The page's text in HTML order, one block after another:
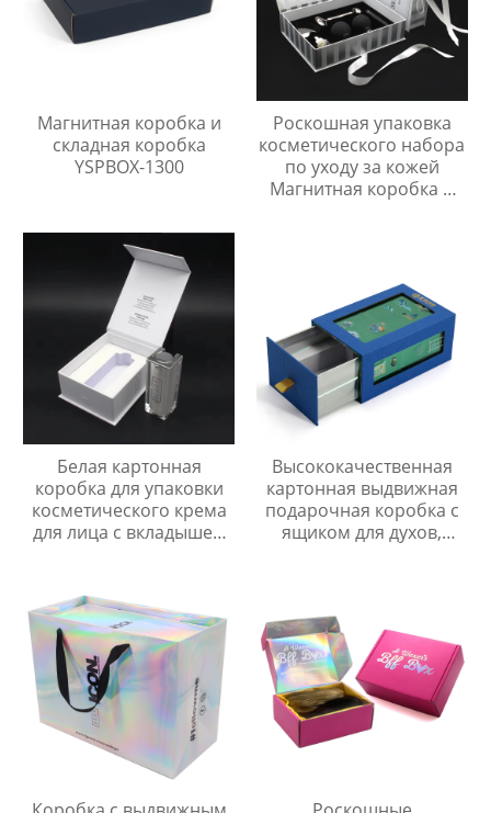
Магнитная коробка и
складная коробка
YSPBOX-1300
Роскошная упаковка
косметического набора
по уходу за кожей
Магнитная коробка и
Белая картонная
коробка для упаковки
косметического крема
для лица с вкладышем
Высококачественная
картонная выдвижная
подарочная коробка с
ящиком для духов,